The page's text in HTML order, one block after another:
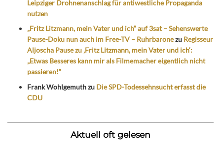
Leipziger Drohnenanschlag für antiwestliche Propaganda
nutzen
„Fritz Litzmann, mein Vater und ich“ auf 3sat – Sehenswerte
Pause-Doku nun auch im Free-TV – Ruhrbaronezu Regisseur
Aljoscha Pause zu ‚Fritz Litzmann, mein Vater und ich‘:
„Etwas Besseres kann mir als Filmemacher eigentlich nicht
passieren!“
Frank Wohlgemuthzu Die SPD-Todessehnsucht erfasst die
CDU
Aktuell oft gelesen